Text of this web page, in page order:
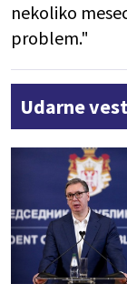
nekoliko
problem."
Udarne